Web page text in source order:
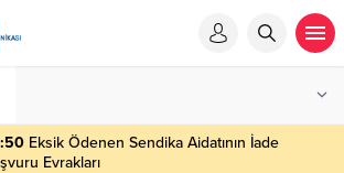
Kayseri Tüm Eğitim Çalışanları Sendikasında
Üyelere Vefa Plaketi